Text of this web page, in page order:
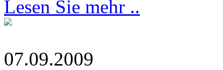
Lesen Sie mehr ..
07.09.2009